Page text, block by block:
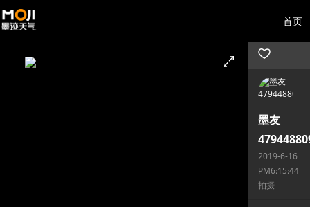
首页
墨友
2019-6-16
PM6:15:44
拍摄